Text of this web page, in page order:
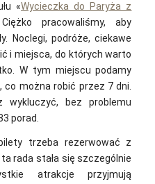
«Wycieczka do Paryża z
pracowaliśmy, aby
Noclegi, podróże, ciekawe
i miejsca, do których warto
W tym miejscu podamy
można robić przez 7 dni.
bez problemu
porad.
trzeba rezerwować z
rada stała się szczególnie
atrakcje przyjmują